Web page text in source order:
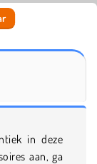
in deze
aan, ga